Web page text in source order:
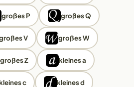
großes P großes Q
V großes W
großes Z kleines a
c kleines d